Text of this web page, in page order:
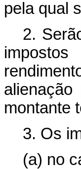
pela qual
2.
montante
3. Os
(a) no